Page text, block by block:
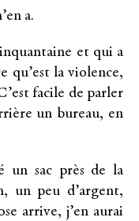
a.
et qui a
qu’est la violence,
facile de parler
un bureau, en
un sac près de la
un peu d’argent,
arrive, j’en aurai